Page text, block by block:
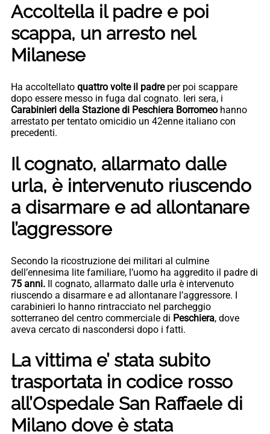
Accoltella il padre e poi
scappa, un arresto nel
Milanese
Ha accoltellato quattro volte il padreper poi scappare
dopo essere messo in fuga dal cognato. Ieri sera, i
Carabinieri della Stazione di Peschiera Borromeo hanno
arrestato per tentato omicidio un 42enne italiano con
precedenti.
Il cognato, allarmato dalle
urla, è intervenuto riuscendo
a disarmare e ad allontanare
l’aggressore
Secondo la ricostruzione dei militari al culmine
dell’ennesima lite familiare, l’uomo ha aggredito il padre di
75 anni. Il cognato, allarmato dalle urla è intervenuto
riuscendo a disarmare e ad allontanare l’aggressore. I
carabinieri lo hanno rintracciato nel parcheggio
sotterraneo del centro commerciale di Peschiera, dove
aveva cercato di nascondersi dopo i fatti.
La vittima e’ stata subito
trasportata in codice rosso
all’Ospedale San Raffaele di
Milano dove è stata